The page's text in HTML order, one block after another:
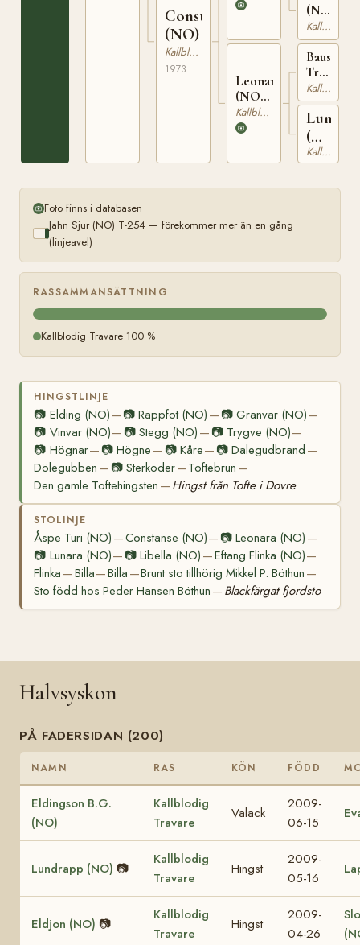
Constanse
(NO)
Kallblodig Travare
1973
Leonara
(NO)
T-
22002
Kallblodig Travare
(NO)
T-
1601
Kallblodig Travare
Baus
Tryggsön
(NO)
T-
207
Kallblodig Travare
Lunara
(NO)
T-Kallblodig Travare
Foto finns i databasen
Jahn Sjur (NO) T-254 — förekommer mer än en gång
(linjeavel)
RASSAMMANSÄTTNING
Kallblodig Travare 100 %
HINGSTLINJE
📷 Elding (NO)— 📷Rappfot (NO) — 📷 Granvar (NO)—
📷 Vinvar (NO)— 📷Stegg (NO) — 📷 Trygve (NO)—
📷 Högnar— 📷Högne — 📷 Kåre— 📷 Dalegudbrand —
Dölegubben — 📷Sterkoder—Toftebrun —
Den gamle Toftehingsten — Hingst från Tofte i Dovre
STOLINJE
Åspe Turi (NO) —Constanse (NO)— 📷Leonara (NO) —
📷 Lunara (NO)— 📷Libella (NO) —Eftang Flinka (NO)—
Flinka —Billa—Billa —Brunt sto tillhörig Mikkel P. Böthun —
Sto född hos Peder Hansen Böthun — Blackfärgat fjordsto
Halvsyskon
PÅ FADERSIDAN (200)
NAMN RAS KÖN FÖDD
Eldingson B.G.
(NO)
Kallblodig
Travare
Valack
2009-
06-15
Lundrapp (NO) 📷
Kallblodig
Travare
Hingst
2009-
05-16
Eldjon (NO) 📷
Kallblodig
Travare
Hingst
2009-
04-26